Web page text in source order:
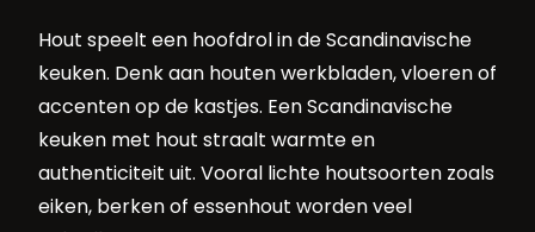
Hout speelt een hoofdrol in de Scandinavische
keuken. Denk aan houten werkbladen, vloeren of
accenten op de kastjes. Een Scandinavische
keuken met hout straalt warmte en
authenticiteit uit. Vooral lichte houtsoorten zoals
eiken, berken of essenhout worden veel